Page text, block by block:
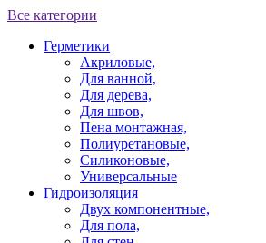
Все категории
Герметики
Акриловые,
Для ванной,
Для дерева,
Для швов,
Пена монтажная,
Полиуретановые,
Силиконовые,
Универсальные
Гидроизоляция
Двух компонентные,
Для пола,